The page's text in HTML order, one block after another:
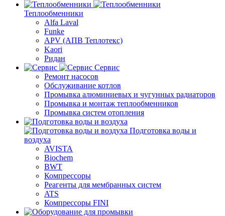
Теплообменники
Alfa Laval
Funke
APV (АПВ Теплотекс)
Kaori
Ридан
Сервис
Ремонт насосов
Обслуживание котлов
Промывка алюминиевых и чугунных радиаторов
Промывка и монтаж теплообменников
Промывка систем отопления
Подготовка воды и
воздуха
AVISTA
Biochem
BWT
Компрессоры
Реагенты для мембранных систем
ATS
Компрессоры FINI